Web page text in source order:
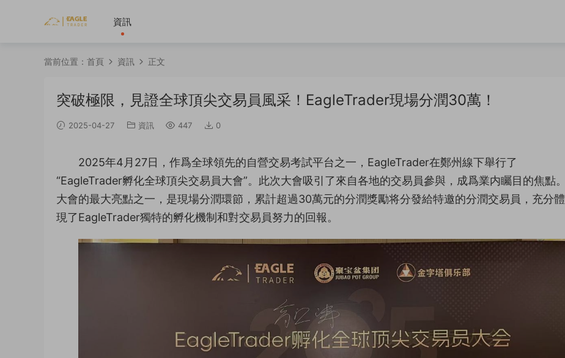
資訊
當前位置： 首頁 資訊 正文
突破極限，見證全球頂尖交易員風采！EagleTrader現場分潤30萬！
2025-04-27 資訊 447 0
2025年4月27日，作爲全球領先的自營交易考試平台之一，EagleTrader在鄭州線下舉行了
“EagleTrader孵化全球頂尖交易員大會”。此次大會吸引了來自各地的交易員參與，成爲業内矚目的焦點。
大會的最大亮點之一，是現場分潤環節，累計超過30萬元的分潤獎勵将分發給特邀的分潤交易員，充分體
現了EagleTrader獨特的孵化機制和對交易員努力的回報。